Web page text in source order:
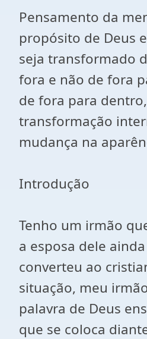
Pensamento da
propósito de Deus
seja transformado
fora e não de fora
de fora para
transformação
mudança na
Introdução
Tenho um irmão
a esposa dele
converteu ao
situação, meu
palavra de Deus
que se coloca